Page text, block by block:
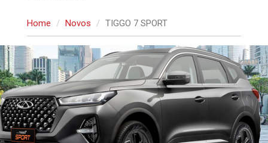
Home Novos TIGGO 7 SPORT